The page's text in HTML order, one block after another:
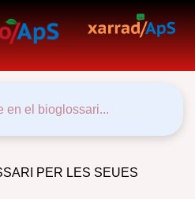
PER LES SEUES